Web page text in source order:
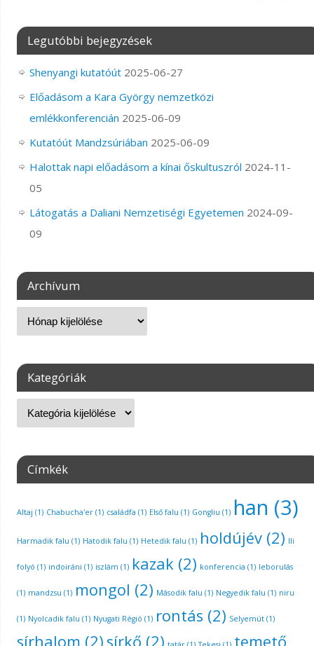
Legutóbbi bejegyzések
Shenyangi kutatóút 2025-06-27
Előadásom a Kara György nemzetközi
emlékkonferencián 2025-06-09
Kutatóút Mandzsúriában 2025-06-09
Halottak napi előadásom a kínai őskultuszról 2024-11-
05
Látogatás a Daliani Nemzetiségi Egyetemen 2024-09-
09
Archívum
Kategóriák
Címkék
Altaj (1) Chabucha'er(1) családfa (1) Első falu (1) Gongliu (1) han (3)
Harmadik falu (1) Hatodik falu (1) Hetedik falu (1) holdújév(2) Ili
folyó (1) indoiráni (1) iszlám (1) kazak(2) konferencia (1) leborulás
(1) mandzsu (1) mongol (2) Második falu (1) Negyedik falu (1) niru
(1) Nyolcadik falu (1) Nyugati Régió (1) rontás (2) Selyemút(1)
sírhalom (2) sírkő (2)
temető